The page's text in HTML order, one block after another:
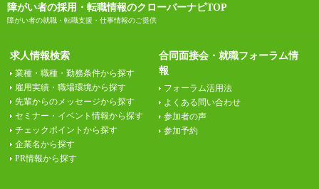
障がい者の採用・転職情報のクローバーナビTOP
障がい者の就職・転職支援・仕事情報のご提供
求人情報検索
業種・職種・勤務条件から探す
雇用実績・職場環境から探す
先輩からのメッセージから探す
セミナー・イベント情報から探す
チェックポイントから探す
企業名から探す
PR情報から探す
合同面接会・就職フォーラム情
報
フォーラム活用法
よくある問い合わせ
参加者の声
参加予約